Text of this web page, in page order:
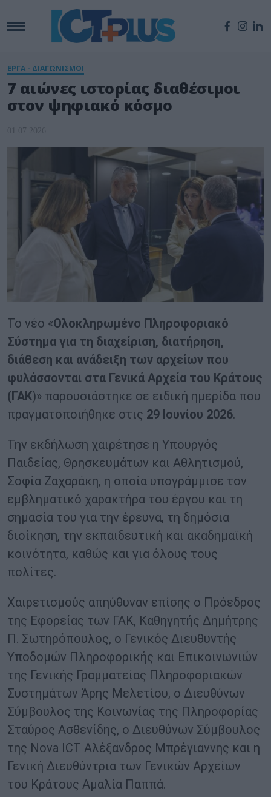
ΕΡΓΑ - ΔΙΑΓΩΝΙΣΜΟΙ
7 αιώνες ιστορίας διαθέσιμοι
στον ψηφιακό κόσμο
01.07.2026
Το νέο «Ολοκληρωμένο Πληροφοριακό
Σύστημα για τη διαχείριση, διατήρηση,
διάθεση και ανάδειξη των αρχείων που
φυλάσσονται στα Γενικά Αρχεία του Κράτους
(ΓΑΚ)» παρουσιάστηκε σε ειδική ημερίδα που
πραγματοποιήθηκε στις 29 Ιουνίου 2026.
Την εκδήλωση χαιρέτησε η Υπουργός
Παιδείας, Θρησκευμάτων και Αθλητισμού,
Σοφία Ζαχαράκη, η οποία υπογράμμισε τον
εμβληματικό χαρακτήρα του έργου και τη
σημασία του για την έρευνα, τη δημόσια
διοίκηση, την εκπαιδευτική και ακαδημαϊκή
κοινότητα, καθώς και για όλους τους
πολίτες.
Χαιρετισμούς απηύθυναν επίσης ο Πρόεδρος
της Εφορείας των ΓΑΚ, Καθηγητής Δημήτρης
Π. Σωτηρόπουλος, ο Γενικός Διευθυντής
Υποδομών Πληροφορικής και Επικοινωνιών
της Γενικής Γραμματείας Πληροφοριακών
Συστημάτων Άρης Μελετίου, ο Διευθύνων
Σύμβουλος της Κοινωνίας της Πληροφορίας
Σταύρος Ασθενίδης, ο Διευθύνων Σύμβουλος
της Nova ICT Αλέξανδρος Μπρέγιαννης και η
Γενική Διευθύντρια των Γενικών Αρχείων
του Κράτους Αμαλία Παππά.